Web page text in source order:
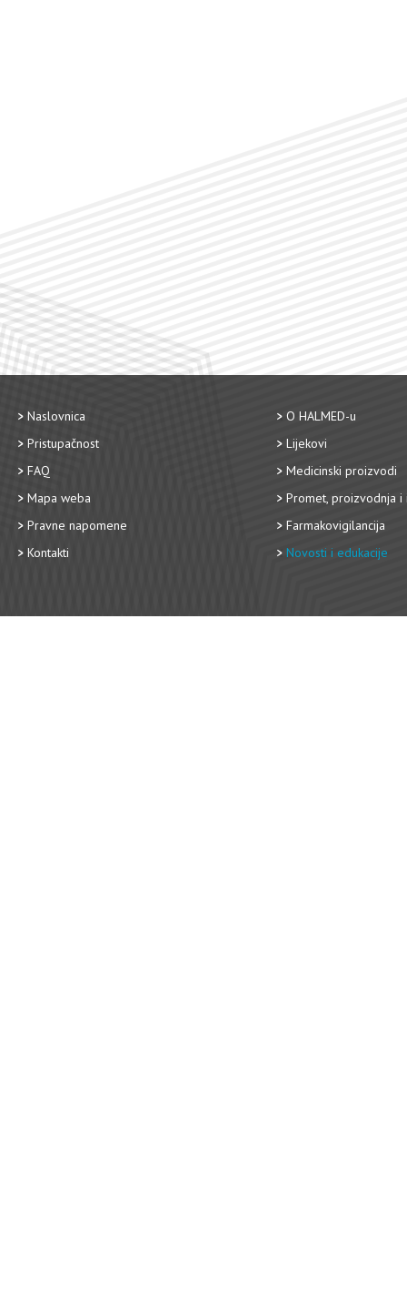
Naslovnica
Pristupačnost
FAQ
Mapa weba
Pravne napomene
Kontakti
O HALMED-u
Lijekovi
Medicinski proizvodi
Promet, proizvodnja i
Farmakovigilancija
Novosti i edukacije